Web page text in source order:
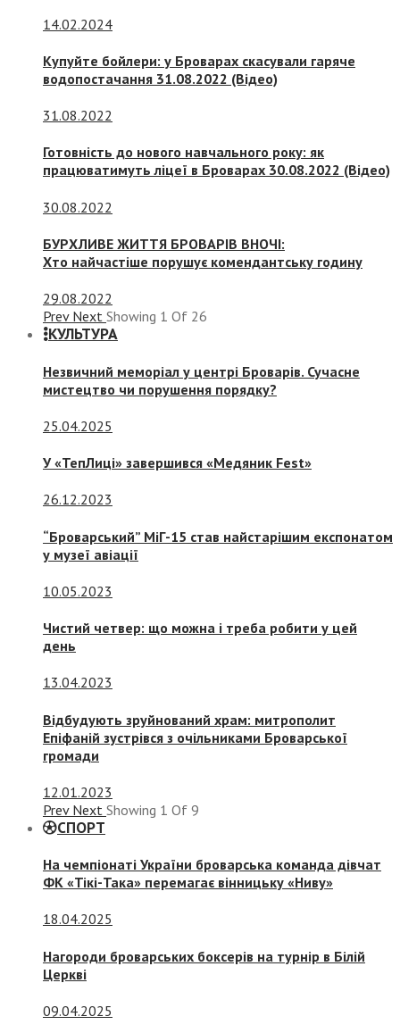
14.02.2024
Купуйте бойлери: у Броварах скасували гаряче
водопостачання 31.08.2022 (Відео)
31.08.2022
Готовність до нового навчального року: як
працюватимуть ліцеї в Броварах 30.08.2022 (Відео)
30.08.2022
БУРХЛИВЕ ЖИТТЯ БРОВАРІВ ВНОЧІ:
Хто найчастіше порушує комендантську годину
29.08.2022
Prev Next Showing 1 Of 26
КУЛЬТУРА
Незвичний меморіал у центрі Броварів. Сучасне
мистецтво чи порушення порядку?
25.04.2025
У «ТепЛиці» завершився «Медяник Fest»
26.12.2023
“Броварський” МіГ-15 став найстарішим експонатом
у музеї авіації
10.05.2023
Чистий четвер: що можна і треба робити у цей
день
13.04.2023
Відбудують зруйнований храм: митрополит
Епіфаній зустрівся з очільниками Броварської
громади
12.01.2023
Prev Next Showing 1 Of 9
СПОРТ
На чемпіонаті України броварська команда дівчат
ФК «Тікі-Така» перемагає вінницьку «Ниву»
18.04.2025
Нагороди броварських боксерів на турнір в Білій
Церкві
09.04.2025